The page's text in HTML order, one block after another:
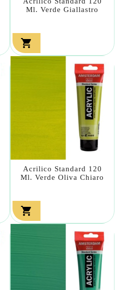
Ml. Verde Giallastro

Acrilico Standard 120
Ml. Verde Oliva Chiaro
